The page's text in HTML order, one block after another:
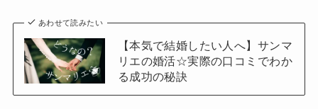
あわせて読みたい
【本気で結婚したい人へ】サンマ
リエの婚活☆実際の口コミでわか
る成功の秘訣